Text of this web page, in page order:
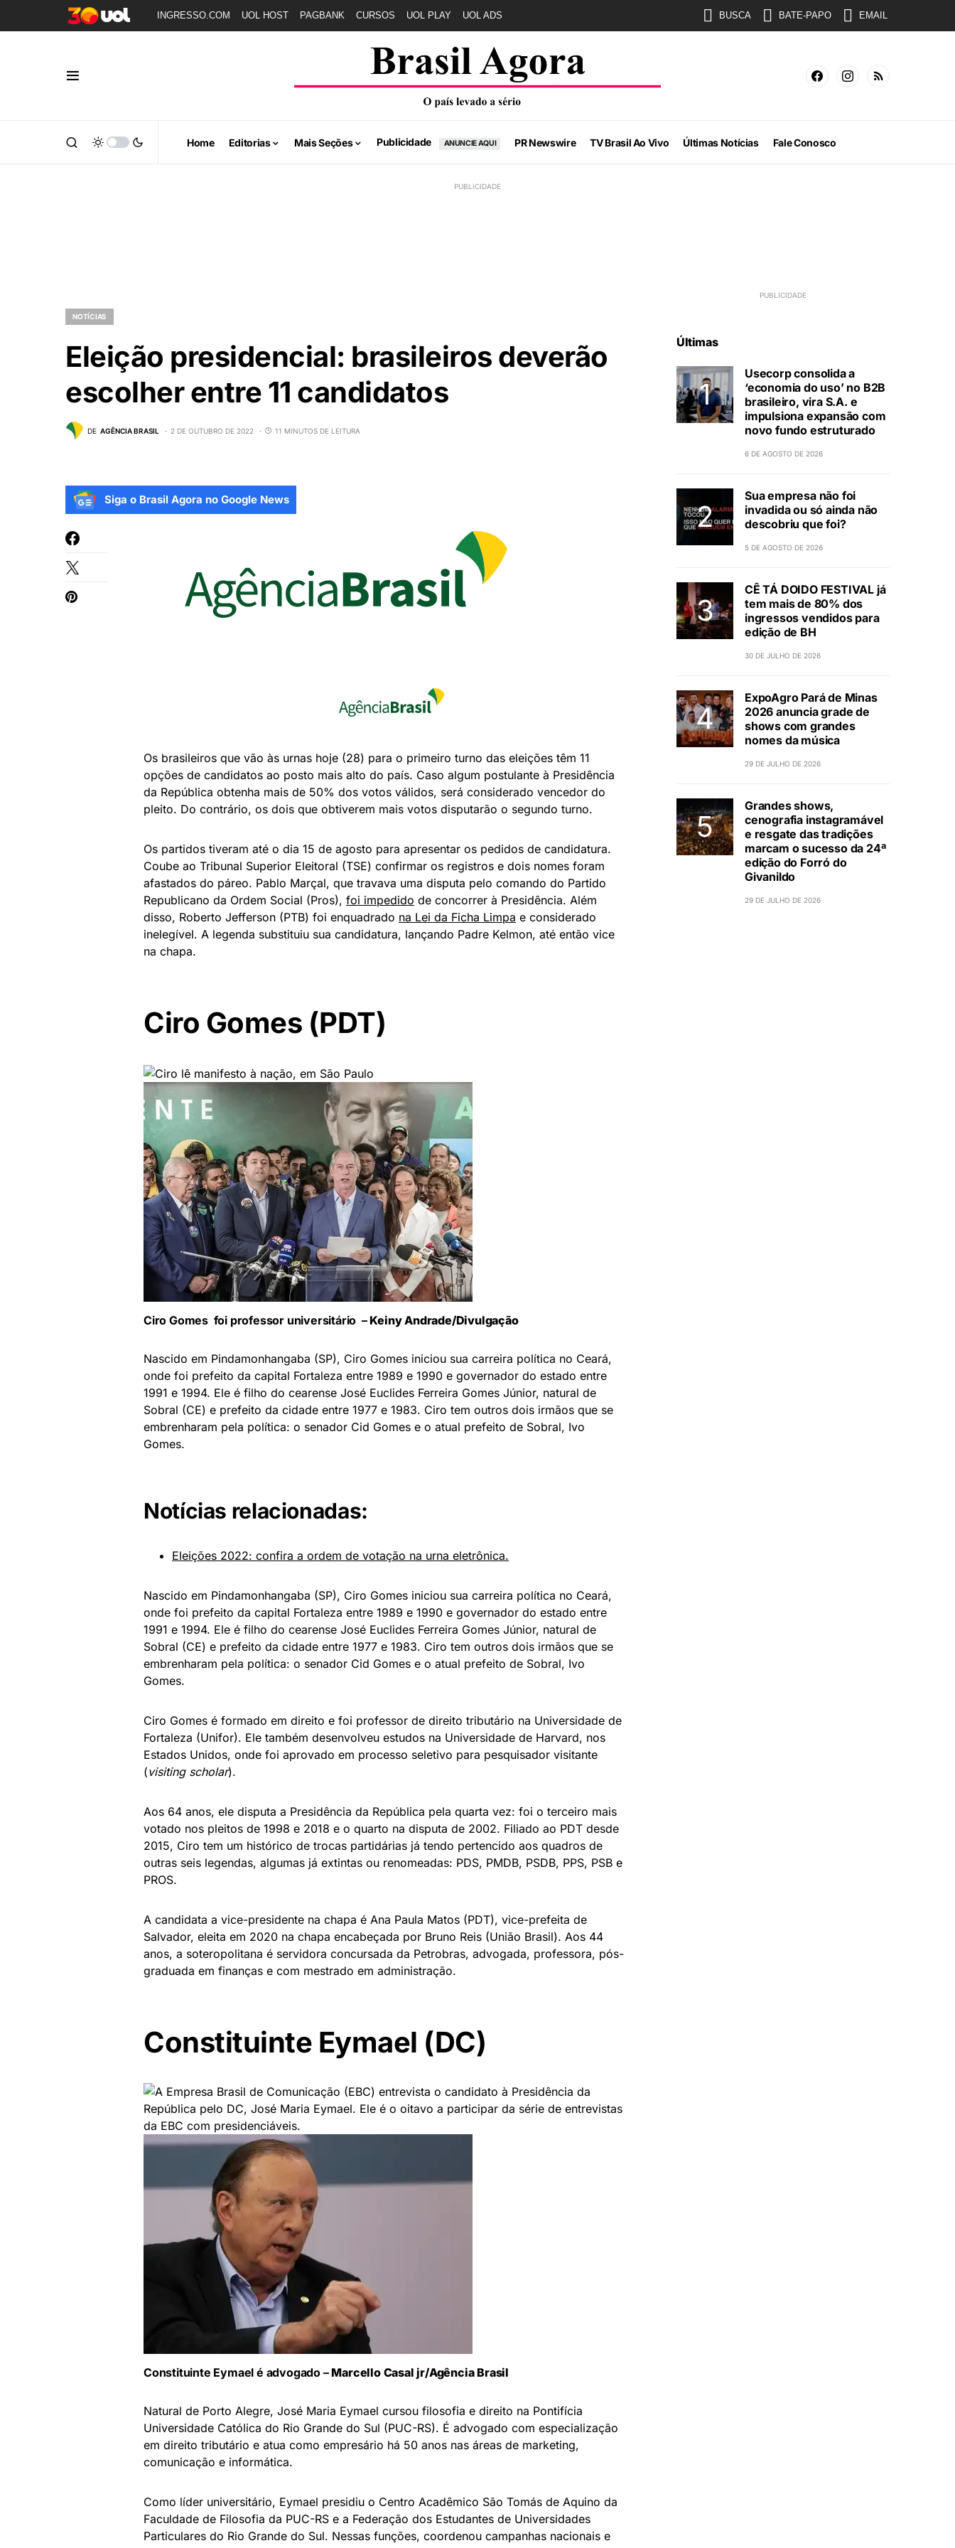
INGRESSO.COM UOL HOST PAGBANK CURSOS UOL PLAY UOL ADS BUSCA BATE-PAPO EMAIL
Home Editorias Mais Seções Publicidade ANUNCIE AQUI PR Newswire TV Brasil Ao Vivo Últimas Notícias Fale Conosco
NOTÍCIAS
Eleição presidencial: brasileiros deverão
escolher entre 11 candidatos
DE AGÊNCIA BRASIL 2 DE OUTUBRO DE 2022 11 MINUTOS DE LEITURA
Siga o Brasil Agora no Google News
Os brasileiros que vão às urnas hoje (28) para o primeiro turno das eleições têm 11
opções de candidatos ao posto mais alto do país. Caso algum postulante à Presidência
da República obtenha mais de 50% dos votos válidos, será considerado vencedor do
pleito. Do contrário, os dois que obtiverem mais votos disputarão o segundo turno.
Os partidos tiveram até o dia 15 de agosto para apresentar os pedidos de candidatura.
Coube ao Tribunal Superior Eleitoral (TSE) confirmar os registros e dois nomes foram
afastados do páreo. Pablo Marçal, que travava uma disputa pelo comando do Partido
Republicano da Ordem Social (Pros), foi impedido de concorrer à Presidência. Além
disso, Roberto Jefferson (PTB) foi enquadrado na Lei da Ficha Limpa e considerado
inelegível. A legenda substituiu sua candidatura, lançando Padre Kelmon, até então vice
na chapa.
Ciro Gomes (PDT)
Ciro Gomes foi professor universitário –Keiny Andrade/Divulgação
Nascido em Pindamonhangaba (SP), Ciro Gomes iniciou sua carreira política no Ceará,
onde foi prefeito da capital Fortaleza entre 1989 e 1990 e governador do estado entre
1991 e 1994. Ele é filho do cearense José Euclides Ferreira Gomes Júnior, natural de
Sobral (CE) e prefeito da cidade entre 1977 e 1983. Ciro tem outros dois irmãos que se
embrenharam pela política: o senador Cid Gomes e o atual prefeito de Sobral, Ivo
Gomes.
Notícias relacionadas:
Eleições 2022: confira a ordem de votação na urna eletrônica.
Nascido em Pindamonhangaba (SP), Ciro Gomes iniciou sua carreira política no Ceará,
onde foi prefeito da capital Fortaleza entre 1989 e 1990 e governador do estado entre
1991 e 1994. Ele é filho do cearense José Euclides Ferreira Gomes Júnior, natural de
Sobral (CE) e prefeito da cidade entre 1977 e 1983. Ciro tem outros dois irmãos que se
embrenharam pela política: o senador Cid Gomes e o atual prefeito de Sobral, Ivo
Gomes.
Ciro Gomes é formado em direito e foi professor de direito tributário na Universidade de
Fortaleza (Unifor). Ele também desenvolveu estudos na Universidade de Harvard, nos
Estados Unidos, onde foi aprovado em processo seletivo para pesquisador visitante
(visiting scholar).
Aos 64 anos, ele disputa a Presidência da República pela quarta vez: foi o terceiro mais
votado nos pleitos de 1998 e 2018 e o quarto na disputa de 2002. Filiado ao PDT desde
2015, Ciro tem um histórico de trocas partidárias já tendo pertencido aos quadros de
outras seis legendas, algumas já extintas ou renomeadas: PDS, PMDB, PSDB, PPS, PSB e
PROS.
A candidata a vice-presidente na chapa é Ana Paula Matos (PDT), vice-prefeita de
Salvador, eleita em 2020 na chapa encabeçada por Bruno Reis (União Brasil). Aos 44
anos, a soteropolitana é servidora concursada da Petrobras, advogada, professora, pós-
graduada em finanças e com mestrado em administração.
Constituinte Eymael (DC)
Constituinte Eymael é advogado –Marcello Casal jr/Agência Brasil
Natural de Porto Alegre, José Maria Eymael cursou filosofia e direito na Pontifícia
Universidade Católica do Rio Grande do Sul (PUC-RS). É advogado com especialização
em direito tributário e atua como empresário há 50 anos nas áreas de marketing,
comunicação e informática.
Como líder universitário, Eymael presidiu o Centro Acadêmico São Tomás de Aquino da
Faculdade de Filosofia da PUC-RS e a Federação dos Estudantes de Universidades
Particulares do Rio Grande do Sul. Nessas funções, coordenou campanhas nacionais e
Últimas
Usecorp consolida a
‘economia do uso’ no B2B
brasileiro, vira S.A. e
impulsiona expansão com
novo fundo estruturado
6 DE AGOSTO DE 2026
Sua empresa não foi
invadida ou só ainda não
descobriu que foi?
5 DE AGOSTO DE 2026
CÊ TÁ DOIDO FESTIVAL já
tem mais de 80% dos
ingressos vendidos para
edição de BH
30 DE JULHO DE 2026
ExpoAgro Pará de Minas
2026 anuncia grade de
shows com grandes
nomes da música
29 DE JULHO DE 2026
Grandes shows,
cenografia instagramável
e resgate das tradições
marcam o sucesso da 24ª
edição do Forró do
Givanildo
29 DE JULHO DE 2026